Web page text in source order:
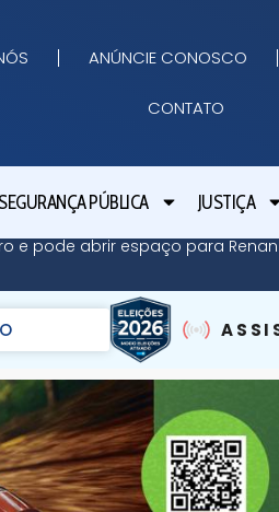
ANÚNCIE CONOSCO
CONTATO
SEGURANÇA PÚBLICA JUSTIÇA
e pode abrir espaço para